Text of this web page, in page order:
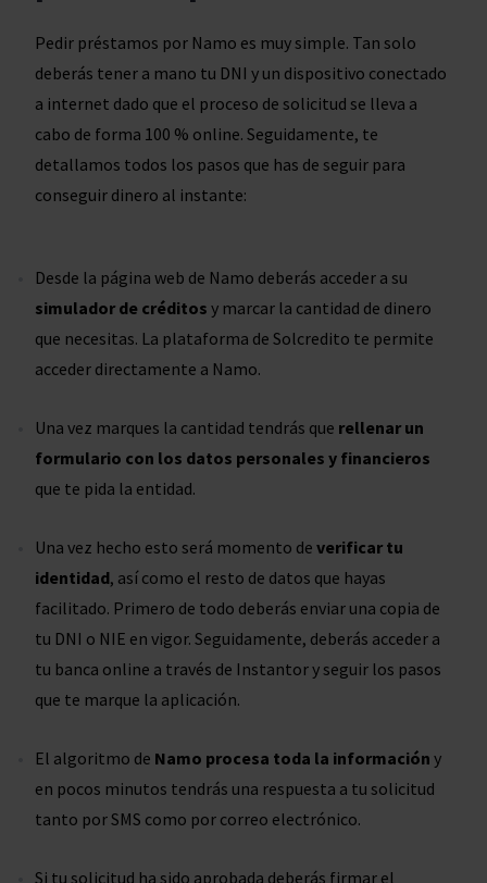
Pedir préstamos por Namo es muy simple. Tan solo
deberás tener a mano tu DNI y un dispositivo conectado
a internet dado que el proceso de solicitud se lleva a
cabo de forma 100 % online. Seguidamente, te
detallamos todos los pasos que has de seguir para
conseguir dinero al instante:
Desde la página web de Namo deberás acceder a su
simulador de créditos y marcar la cantidad de dinero
que necesitas. La plataforma de Solcredito te permite
acceder directamente a Namo.
Una vez marques la cantidad tendrás que rellenar un
formulario con los datos personales y financieros
que te pida la entidad.
Una vez hecho esto será momento de verificar tu
identidad, así como el resto de datos que hayas
facilitado. Primero de todo deberás enviar una copia de
tu DNI o NIE en vigor. Seguidamente, deberás acceder a
tu banca online a través de Instantor y seguir los pasos
que te marque la aplicación.
El algoritmo de Namo procesa toda la información y
en pocos minutos tendrás una respuesta a tu solicitud
tanto por SMS como por correo electrónico.
Si tu solicitud ha sido aprobada deberás firmar el